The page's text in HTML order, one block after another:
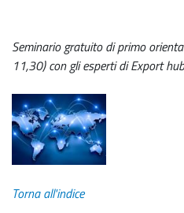
Seminario gratuito di primo
11,30) con gli esperti di Export
Torna all'indice